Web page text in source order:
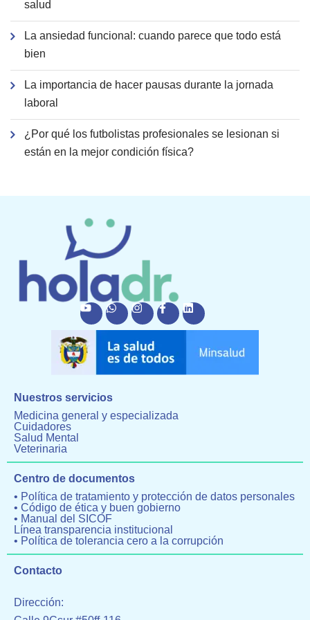
salud
La ansiedad funcional: cuando parece que todo está
bien
La importancia de hacer pausas durante la jornada
laboral
¿Por qué los futbolistas profesionales se lesionan si
están en la mejor condición física?
Nuestros servicios
Medicina general y especializada
Cuidadores
Salud Mental
Veterinaria
Centro de documentos
• Política de tratamiento y protección de datos personales
• Código de ética y buen gobierno
• Manual del SICOF
Línea transparencia institucional
• Política de tolerancia cero a la corrupción
Contacto
Dirección: